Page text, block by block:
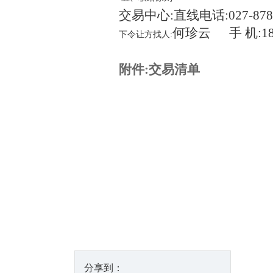
交易中心:直线电话:027-
下令让方找人:何珍云 手 机:
附件:交易清单
分享到：